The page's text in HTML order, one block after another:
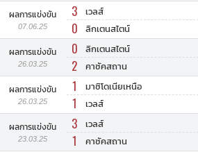
ผลการแข่งขัน
07.06.25
3 เวลส์
0 ลิกเตนสไตน์
ผลการแข่งขัน
26.03.25
0 ลิกเตนสไตน์
2 คาซัคสถาน
ผลการแข่งขัน
26.03.25
1 มาซิโดเนียเหนือ
1 เวลส์
ผลการแข่งขัน
23.03.25
3 เวลส์
1 คาซัคสถาน